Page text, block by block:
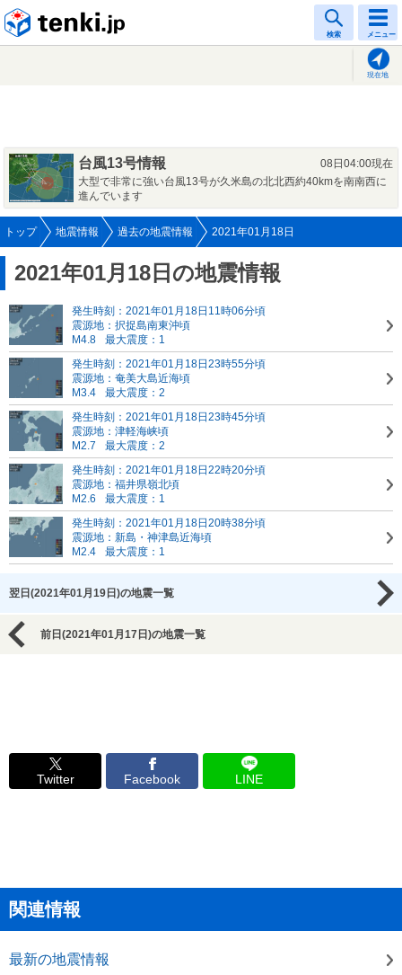
検索 メニュー
現在地
台風13号情報
08日04:00現在
大型で非常に強い台風13号が久米島の北北西約40kmを南南西に
進んでいます
トップ 地震情報 過去の地震情報 2021年01月18日
2021年01月18日の地震情報
発生時刻：2021年01月18日11時06分頃
震源地：択捉島南東沖頃
M4.8
最大震度：1
発生時刻：2021年01月18日23時55分頃
震源地：奄美大島近海頃
M3.4
最大震度：2
発生時刻：2021年01月18日23時45分頃
震源地：津軽海峡頃
M2.7
最大震度：2
発生時刻：2021年01月18日22時20分頃
震源地：福井県嶺北頃
M2.6
最大震度：1
発生時刻：2021年01月18日20時38分頃
震源地：新島・神津島近海頃
M2.4
最大震度：1
翌日(2021年01月19日)の地震一覧
前日(2021年01月17日)の地震一覧
Twitter Facebook LINE
関連情報
最新の地震情報